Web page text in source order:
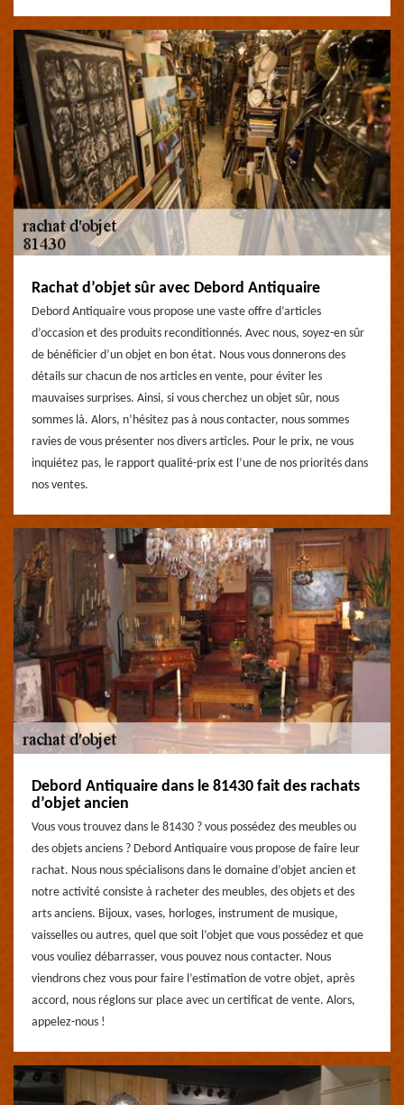
Rachat d’objet sûr avec Debord Antiquaire
Debord Antiquaire vous propose une vaste offre d’articles
d’occasion et des produits reconditionnés. Avec nous, soyez-en sûr
de bénéficier d’un objet en bon état. Nous vous donnerons des
détails sur chacun de nos articles en vente, pour éviter les
mauvaises surprises. Ainsi, si vous cherchez un objet sûr, nous
sommes là. Alors, n’hésitez pas à nous contacter, nous sommes
ravies de vous présenter nos divers articles. Pour le prix, ne vous
inquiétez pas, le rapport qualité-prix est l’une de nos priorités dans
nos ventes.
Debord Antiquaire dans le 81430 fait des rachats
d’objet ancien
Vous vous trouvez dans le 81430 ? vous possédez des meubles ou
des objets anciens ? Debord Antiquaire vous propose de faire leur
rachat. Nous nous spécialisons dans le domaine d’objet ancien et
notre activité consiste à racheter des meubles, des objets et des
arts anciens. Bijoux, vases, horloges, instrument de musique,
vaisselles ou autres, quel que soit l’objet que vous possédez et que
vous vouliez débarrasser, vous pouvez nous contacter. Nous
viendrons chez vous pour faire l’estimation de votre objet, après
accord, nous réglons sur place avec un certificat de vente. Alors,
appelez-nous !